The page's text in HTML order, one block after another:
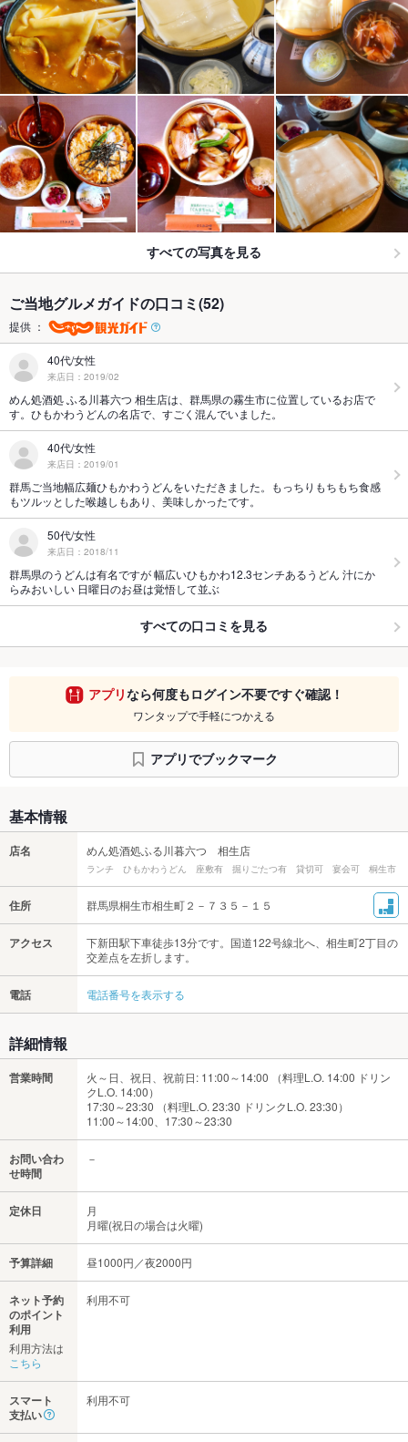
すべての写真を見る
ご当地グルメガイドの口コミ(52)
提供 ：
40代/女性
来店日：2019/02
めん処酒処 ふる川暮六つ 相生店は、群馬県の霧生市に位置しているお店で
す。ひもかわうどんの名店で、すごく混んでいました。
40代/女性
来店日：2019/01
群馬ご当地幅広麺ひもかわうどんをいただきました。もっちりもちもち食感
もツルッとした喉越しもあり、美味しかったです。
50代/女性
来店日：2018/11
群馬県のうどんは有名ですが 幅広いひもかわ12.3センチあるうどん 汁にか
らみおいしい 日曜日のお昼は覚悟して並ぶ
すべての口コミを見る
アプリなら何度もログイン不要ですぐ確認！
ワンタップで手軽につかえる
アプリでブックマーク
基本情報
店名 めん処酒処ふる川暮六つ 相生店
ランチ ひもかわうどん 座敷有 掘りごたつ有 貸切可 宴会可 桐生市
住所 群馬県桐生市相生町２－７３５－１５
アクセス
下新田駅下車徒歩13分です。国道122号線北へ、相生町2丁目の
交差点を左折します。
電話 電話番号を表示する
詳細情報
営業時間
火～日、祝日、祝前日: 11:00～14:00 （料理L.O. 14:00 ドリン
クL.O. 14:00）
17:30～23:30 （料理L.O. 23:30 ドリンクL.O. 23:30）
11:00～14:00、17:30～23:30
お問い合わ
せ時間
－
定休日
月
月曜(祝日の場合は火曜)
予算詳細 昼1000円／夜2000円
ネット予約
のポイント
利用
利用方法は
こちら
利用不可
スマート
支払い
利用不可